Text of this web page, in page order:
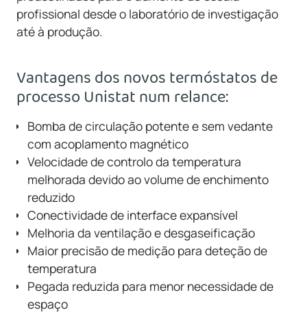
profissional desde o laboratório de investigação
até à produção.
Vantagens dos novos termóstatos de
processo Unistat num relance:
Bomba de circulação potente e sem vedante
com acoplamento magnético
Velocidade de controlo da temperatura
melhorada devido ao volume de enchimento
reduzido
Conectividade de interface expansível
Melhoria da ventilação e desgaseificação
Maior precisão de medição para deteção de
temperatura
Pegada reduzida para menor necessidade de
espaço